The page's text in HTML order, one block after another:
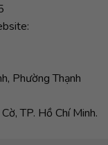
Phường Thạnh
TP. Hồ Chí Minh.